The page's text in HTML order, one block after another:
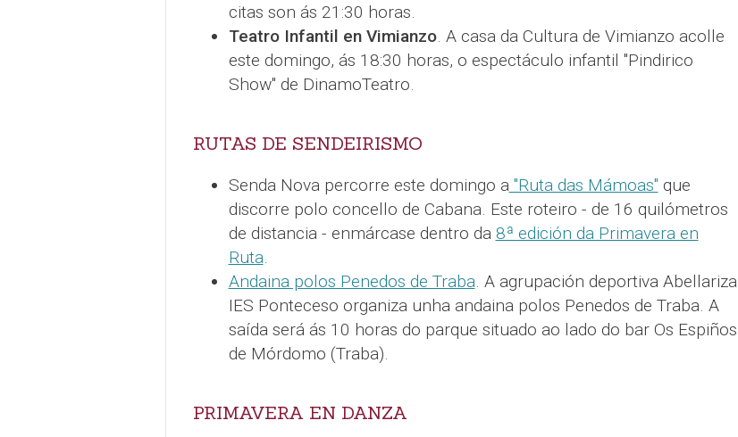
citas son ás 21:30 horas.
Teatro Infantil en Vimianzo. A casa da Cultura de Vimianzo acolle
este domingo, ás 18:30 horas, o espectáculo infantil "Pindirico
Show" de DinamoTeatro.
RUTAS DE SENDEIRISMO
Senda Nova percorre este domingo a"Ruta das Mámoas" que
discorre polo concello de Cabana. Este roteiro - de 16 quilómetros
de distancia - enmárcase dentro da 8ª edición da Primavera en
Ruta.
Andaina polos Penedos de Traba. A agrupación deportiva Abellariza
IES Ponteceso organiza unha andaina polos Penedos de Traba. A
saída será ás 10 horas do parque situado ao lado do bar Os Espiños
de Mórdomo (Traba).
PRIMAVERA EN DANZA